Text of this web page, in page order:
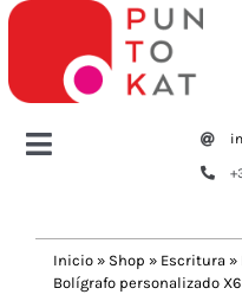
Saltar
contenido
Toggle
Tazas y botellas
Inicio » Shop » Escritura »
Bolígrafo personalizado